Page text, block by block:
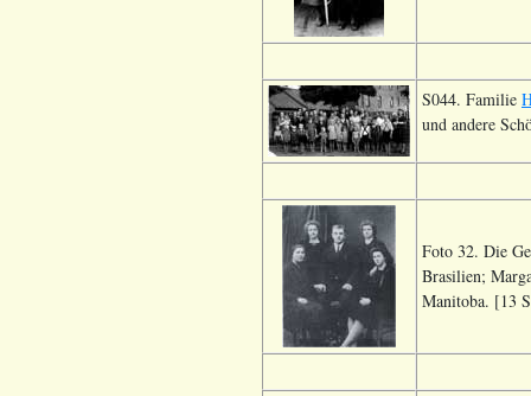
S044. Familie
und andere
Foto 32. Die
Brasilien;
Manitoba. [13